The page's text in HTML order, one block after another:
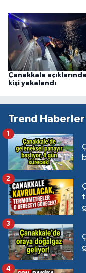
Çanakkale
kişi yakalandı
Trend Haberler
1
2
3
4